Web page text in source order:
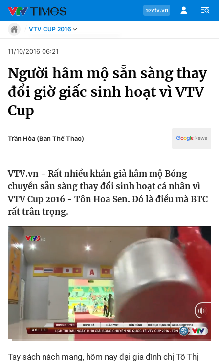
vtv.vn
Chuyên mục
Tin tức
Chân dung
Sự kiện
Bóng đá
Thể thao Điện tử
Các môn khác
VIDEO
Bên lề
VTV CUP 2016
Move
Phong cách
Sự kiện
Bóng đá
11/10/2016 06:21
Người hâm mộ sẵn sàng thay
đổi giờ giấc sinh hoạt vì VTV
Cup
Trần Hòa (Ban Thể Thao)
VTV.vn - Rất nhiều khán giả hâm mộ Bóng
chuyền sẵn sàng thay đổi sinh hoạt cá nhân vì
VTV Cup 2016 - Tôn Hoa Sen. Đó là điều mà BTC
rất trân trọng.
Tay sách nách mang, hôm nay đại gia đình chị Tô Thị